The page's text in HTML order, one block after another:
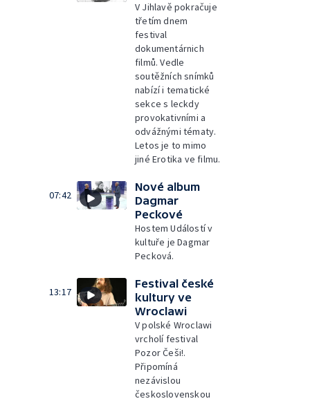
V Jihlavě pokračuje
třetím dnem
festival
dokumentárnich
filmů. Vedle
soutěžních snímků
nabízí i tematické
sekce s leckdy
provokativními a
odvážnými tématy.
Letos je to mimo
jiné Erotika ve filmu.
07:42
Nové album
Dagmar
Peckové
Hostem Událostí v
kultuře je Dagmar
Pecková.
13:17
Festival české
kultury ve
Wroclawi
V polské Wroclawi
vrcholí festival
Pozor Češi!.
Připomíná
nezávislou
československou